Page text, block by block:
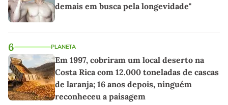
demais em busca pela longevidade"
6 PLANETA
Em 1997, cobriram um local deserto na
Costa Rica com 12.000 toneladas de cascas
de laranja; 16 anos depois, ninguém
reconheceu a paisagem